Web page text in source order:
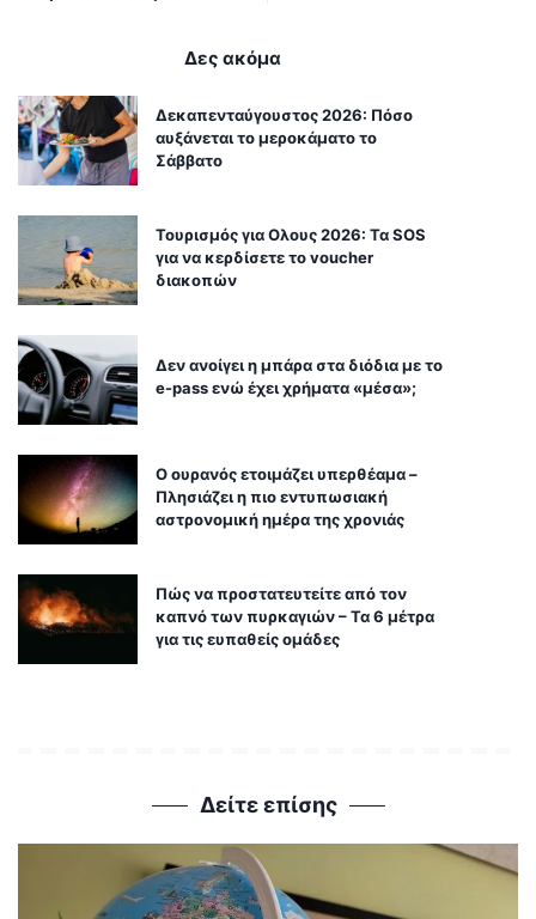
Δες ακόμα
Δεκαπενταύγουστος 2026: Πόσο
αυξάνεται το μεροκάματο το
Σάββατο
Τουρισμός για Ολους 2026: Τα SOS
για να κερδίσετε το voucher
διακοπών
Δεν ανοίγει η μπάρα στα διόδια με το
e-pass ενώ έχει χρήματα «μέσα»;
Ο ουρανός ετοιμάζει υπερθέαμα –
Πλησιάζει η πιο εντυπωσιακή
αστρονομική ημέρα της χρονιάς
Πώς να προστατευτείτε από τον
καπνό των πυρκαγιών – Τα 6 μέτρα
για τις ευπαθείς ομάδες
Δείτε επίσης